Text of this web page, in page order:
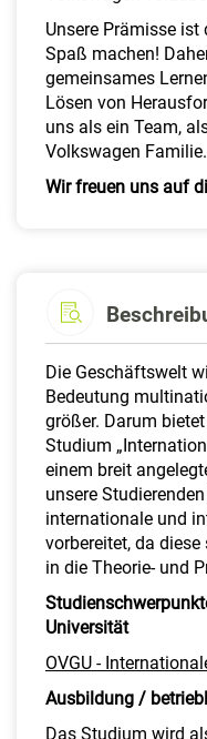
Unsere Prämisse
Spaß machen!
gemeinsames
Lösen von
uns als ein Team,
Volkswagen Familie.
Wir freuen uns auf
Die Geschäftswelt
Bedeutung
größer. Darum
Studium
einem breit
unsere
internationale und
vorbereitet, da
in die Theorie- und
Universität
OVGU -
Ausbildung /
Das Studium wird